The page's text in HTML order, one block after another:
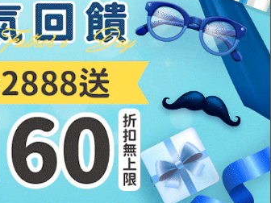
Mang Mang 小鹿蔓蔓 兒童組合式抗菌遊戲地墊 Plus
-多款可選
NT$7,480
NT$8,300